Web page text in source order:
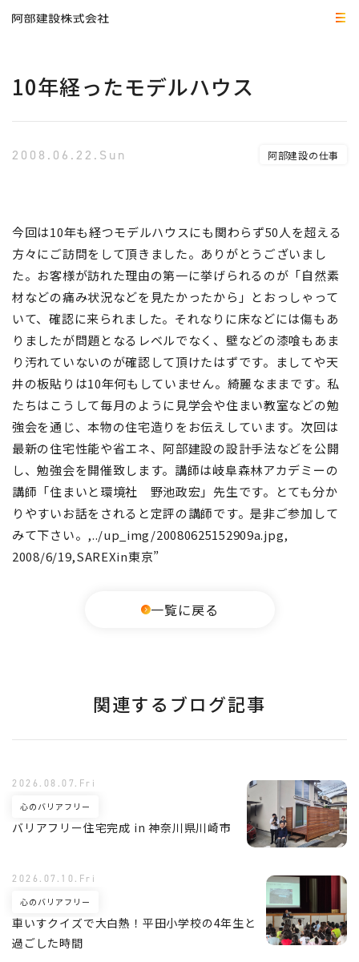
10年経ったモデルハウス
2008.06.22.Sun 阿部建設の仕事
今回は10年も経つモデルハウスにも関わらず50人を超える
方々にご訪問をして頂きました。ありがとうございまし
た。お客様が訪れた理由の第一に挙げられるのが「自然素
材などの痛み状況などを見たかったから」とおっしゃって
いて、確認に来られました。それなりに床などには傷もあ
りましたが問題となるレベルでなく、壁などの漆喰もあま
り汚れていないのが確認して頂けたはずです。ましてや天
井の板貼りは10年何もしていません。綺麗なままです。私
たちはこうして毎月のように見学会や住まい教室などの勉
強会を通じ、本物の住宅造りをお伝えしています。次回は
最新の住宅性能や省エネ、阿部建設の設計手法などを公開
し、勉強会を開催致します。講師は岐阜森林アカデミーの
講師「住まいと環境社 野池政宏」先生です。とても分か
りやすいお話をされると定評の講師です。是非ご参加して
みて下さい。,../up_img/20080625152909a.jpg,
2008/6/19,SAREXin東京”
一覧に戻る
関連するブログ記事
バリアフリー住宅完成 in 神奈川県川崎市
心のバリアフリー
2026.08.07.Fri
車いすクイズで大白熱！平田小学校の4年生と
過ごした時間
心のバリアフリー
2026.07.10.Fri